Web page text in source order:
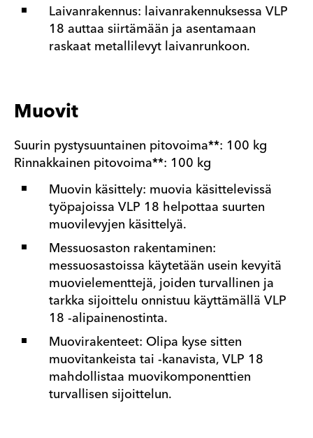
Laivanrakennus: laivanrakennuksessa VLP
18 auttaa siirtämään ja asentamaan
raskaat metallilevyt laivanrunkoon.
Muovit
Suurin pystysuuntainen pitovoima**: 100 kg
Rinnakkainen pitovoima**: 100 kg
Muovin käsittely: muovia käsittelevissä
työpajoissa VLP 18 helpottaa suurten
muovilevyjen käsittelyä.
Messuosaston rakentaminen:
messuosastoissa käytetään usein kevyitä
muovielementtejä, joiden turvallinen ja
tarkka sijoittelu onnistuu käyttämällä VLP
18 -alipainenostinta.
Muovirakenteet: Olipa kyse sitten
muovitankeista tai -kanavista, VLP 18
mahdollistaa muovikomponenttien
turvallisen sijoittelun.